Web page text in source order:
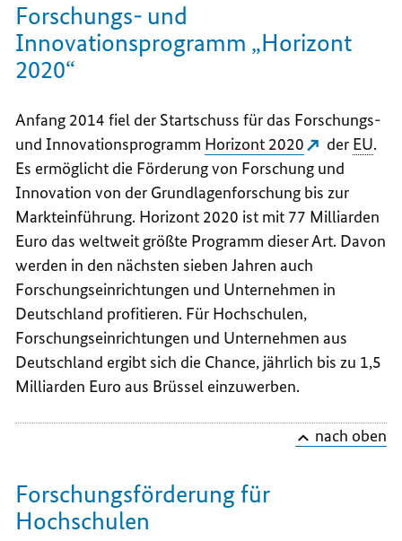
Forschungs- und
Innovationsprogramm „Horizont
2020“
Anfang 2014 fiel der Startschuss für das Forschungs-
und Innovationsprogramm Horizont 2020 der EU.
Es ermöglicht die Förderung von Forschung und
Innovation von der Grundlagenforschung bis zur
Markteinführung. Horizont 2020 ist mit 77 Milliarden
Euro das weltweit größte Programm dieser Art. Davon
werden in den nächsten sieben Jahren auch
Forschungseinrichtungen und Unternehmen in
Deutschland profitieren. Für Hochschulen,
Forschungseinrichtungen und Unternehmen aus
Deutschland ergibt sich die Chance, jährlich bis zu 1,5
Milliarden Euro aus Brüssel einzuwerben.
nach oben
Forschungsförderung für
Hochschulen